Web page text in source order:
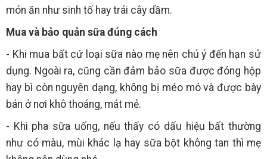
món ăn như sinh tố hay trái cây dầm.
Mua và bảo quản sữa đúng cách
- Khi mua bất cứ loại sữa nào mẹ nên chú ý đến hạn sử
dụng. Ngoài ra, cũng cần đảm bảo sữa được đóng hộp
hay bì còn nguyên dạng, không bị méo mó và được bày
bán ở nơi khô thoáng, mát mẻ.
- Khi pha sữa uống, nếu thấy có dấu hiệu bất thường
như có màu, mùi khác lạ hay sữa bột không tan thì mẹ